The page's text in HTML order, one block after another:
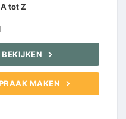
tot Z
MAKEN